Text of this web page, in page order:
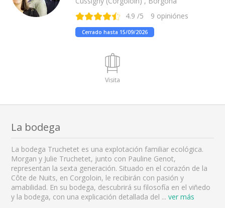
4.9 /5 9 opiniónes
Cerrado hasta 15/09/2026
Visita
La bodega
La bodega Truchetet es una explotación familiar ecológica.
Morgan y Julie Truchetet, junto con Pauline Genot,
representan la sexta generación. Situado en el corazón de la
Côte de Nuits, en Corgoloin, le recibirán con pasión y
amabilidad. En su bodega, descubrirá su filosofía en el viñedo
y la bodega, con una explicación detallada del ... ver más